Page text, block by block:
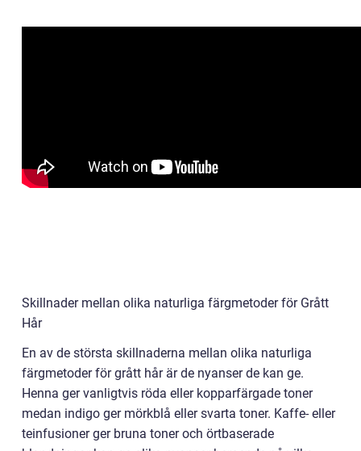
Skillnader mellan olika naturliga färgmetoder för Grått
Hår
En av de största skillnaderna mellan olika naturliga
färgmetoder för grått hår är de nyanser de kan ge.
Henna ger vanligtvis röda eller kopparfärgade toner
medan indigo ger mörkblå eller svarta toner. Kaffe- eller
teinfusioner ger bruna toner och örtbaserade